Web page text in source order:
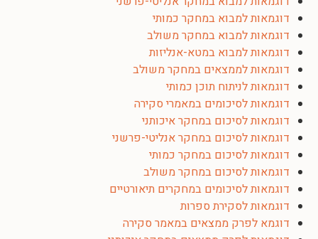
דוגמאות למבוא במחקר כמותי
דוגמאות למבוא במחקר משולב
דוגמאות למבוא במטא-אנליזות
דוגמאות לממצאים במחקר משולב
דוגמאות לניתוח תוכן כמותי
דוגמאות לסיכומים במאמרי סקירה
דוגמאות לסיכום במחקר איכותני
דוגמאות לסיכום במחקר אנליטי-פרשני
דוגמאות לסיכום במחקר כמותי
דוגמאות לסיכום במחקר משולב
דוגמאות לסיכומים במחקרים תיאורטיים
דוגמאות לסקירת ספרות
דוגמא לפרק ממצאים במאמר סקירה